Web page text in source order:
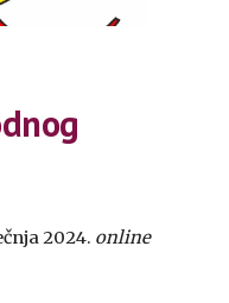
2024. online